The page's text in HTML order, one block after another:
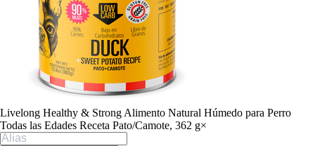
Livelong Healthy & Strong Alimento Natural Húmedo para Perro
Todas las Edades Receta Pato/Camote, 362 g×